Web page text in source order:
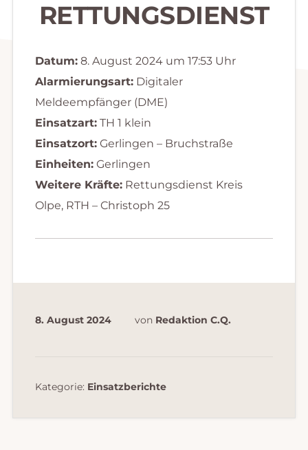
RETTUNGSDIENST
Datum:8. August 2024 um 17:53 Uhr
Alarmierungsart:Digitaler
Meldeempfänger (DME)
Einsatzart:TH 1 klein
Einsatzort:Gerlingen – Bruchstraße
Einheiten:Gerlingen
Weitere Kräfte:Rettungsdienst Kreis
Olpe, RTH – Christoph 25
8. August 2024 von Redaktion C.Q.
Kategorie: Einsatzberichte